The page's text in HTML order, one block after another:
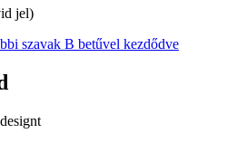
jel)
szavak B betűvel kezdődve